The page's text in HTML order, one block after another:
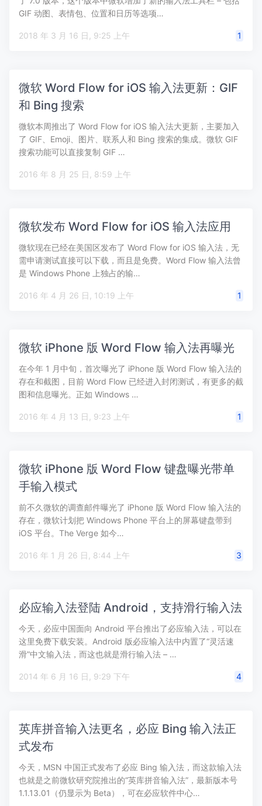
GIF 动图、表情包、位置和日历等选项…
2018 年 3 月 16 日, 9:25 上午 1
微软 Word Flow for iOS 输入法更新：GIF
和 Bing 搜索
微软本周推出了 Word Flow for iOS 输入法大更新，主要加入
了 GIF、Emoji、图片、联系人和 Bing 搜索的集成。微软 GIF
搜索功能可以直接复制 GIF …
2016 年 8 月 25 日, 8:59 上午
微软发布 Word Flow for iOS 输入法应用
微软现在已经在美国区发布了 Word Flow for iOS 输入法，无
需申请测试直接可以下载，而且是免费。Word Flow 输入法曾
是 Windows Phone 上独占的输…
2016 年 4 月 26 日, 10:19 上午 1
微软 iPhone 版 Word Flow 输入法再曝光
在今年 1 月中旬，首次曝光了 iPhone 版 Word Flow 输入法的
存在和截图，目前 Word Flow 已经进入封闭测试，有更多的截
图和信息曝光。正如 Windows …
2016 年 4 月 13 日, 9:23 上午 1
微软 iPhone 版 Word Flow 键盘曝光带单
手输入模式
前不久微软的调查邮件曝光了 iPhone 版 Word Flow 输入法的
存在，微软计划把 Windows Phone 平台上的屏幕键盘带到
iOS 平台。The Verge 如今…
2016 年 1 月 26 日, 8:44 上午 3
必应输入法登陆 Android，支持滑行输入法
今天，必应中国面向 Android 平台推出了必应输入法，可以在
这里免费下载安装。Android 版必应输入法中内置了“灵活速
滑”中文输入法，而这也就是滑行输入法 – …
2014 年 6 月 16 日, 9:29 下午 4
英库拼音输入法更名，必应 Bing 输入法正
式发布
今天，MSN 中国正式发布了必应 Bing 输入法，而这款输入法
也就是之前微软研究院推出的“英库拼音输入法”，最新版本号
1.1.13.01（仍显示为 Beta），可在必应软件中心…